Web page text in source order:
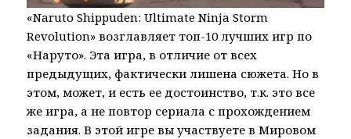
«Naruto Shippuden: Ultimate Ninja Storm
Revolution» возглавляет топ-10 лучших игр по
«Наруто». Эта игра, в отличие от всех
предыдущих, фактически лишена сюжета. Но в
этом, может, и есть ее достоинство, т.к. это все
же игра, а не повтор сериала с прохождением
задания. В этой игре вы участвуете в Мировом